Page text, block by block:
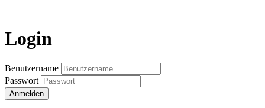
Login
Benutzername
Passwort
Anmelden